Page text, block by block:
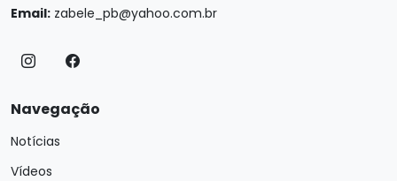
Email: zabele_pb@yahoo.com.br
Navegação
Notícias
Vídeos